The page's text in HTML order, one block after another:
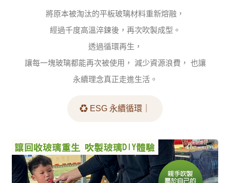
將原本被淘汰的平板玻璃材料重新熔融，
經過千度高溫淬鍊後，再次吹製成型。
透過循環再生，
讓每一塊玻璃都能再次被使用， 減少資源浪費， 也讓
永續理念真正走進生活。
♻ ESG 永續循環｜